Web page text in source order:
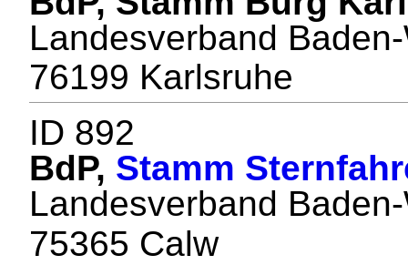
Landesverband
76199 Karlsruhe
ID 892
BdP, Stamm
Landesverband
75365 Calw